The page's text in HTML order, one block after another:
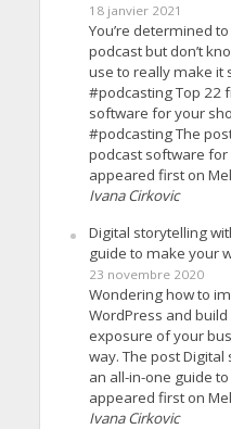
18 janvier 2021
You’re determined
podcast but don’t
use to really make it
#podcasting Top 22
software for your
#podcasting The
podcast software
appeared first on
Ivana Cirkovic
Digital storytelling
guide to make your
23 novembre 2020
Wondering how to
WordPress and
exposure of your
way. The post
an all-in-one guide
appeared first on
Ivana Cirkovic